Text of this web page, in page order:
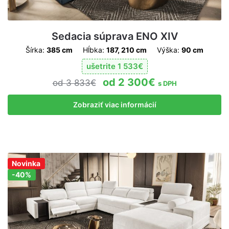
Sedacia súprava ENO XIV
Šírka: 385 cm Hĺbka: 187, 210 cm Výška: 90 cm
ušetrite 1 533€
3 833€ 2 300€ s DPH
Zobraziť viac informácií
Zľava!
-40%
Novinka